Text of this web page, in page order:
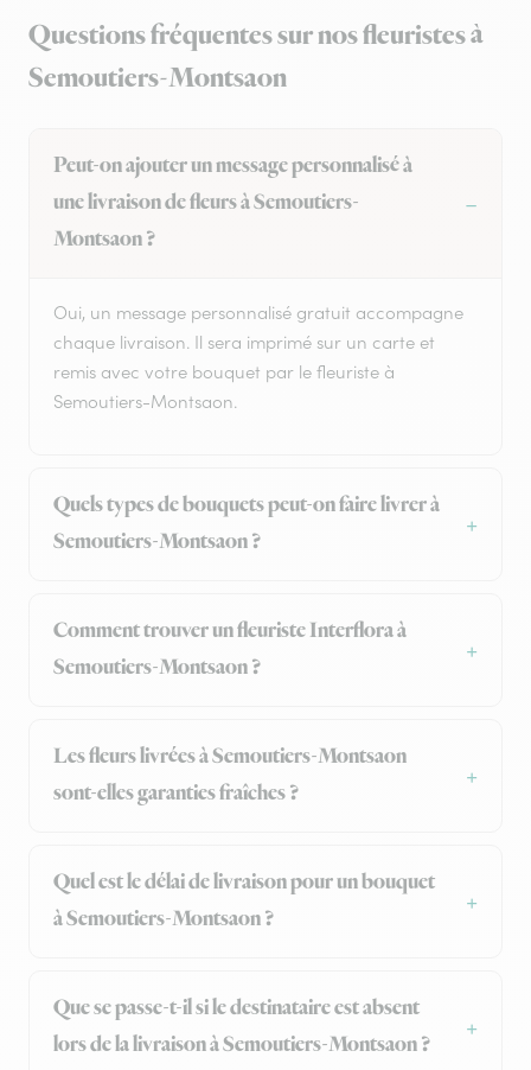
Questions fréquentes sur nos fleuristes à
Semoutiers-Montsaon
Peut-on ajouter un message personnalisé à
une livraison de fleurs à Semoutiers-
Montsaon ?
Oui, un message personnalisé gratuit accompagne
chaque livraison. Il sera imprimé sur un carte et
remis avec votre bouquet par le fleuriste à
Semoutiers-Montsaon.
Quels types de bouquets peut-on faire livrer à
Semoutiers-Montsaon ?
Comment trouver un fleuriste Interflora à
Semoutiers-Montsaon ?
Les fleurs livrées à Semoutiers-Montsaon
sont-elles garanties fraîches ?
Quel est le délai de livraison pour un bouquet
à Semoutiers-Montsaon ?
Que se passe-t-il si le destinataire est absent
lors de la livraison à Semoutiers-Montsaon ?